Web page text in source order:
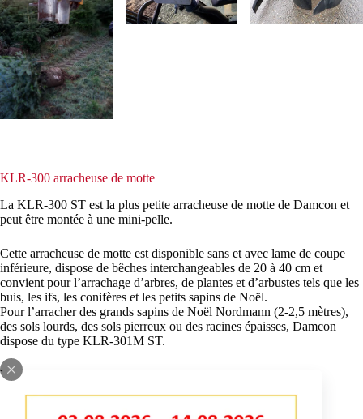
KLR-300 arracheuse de motte
La KLR-300 ST est la plus petite arracheuse de motte de Damcon et
peut être montée à une mini-pelle.
Cette arracheuse de motte est disponible sans et avec lame de coupe
inférieure, dispose de bêches interchangeables de 20 à 40 cm et
convient pour l’arrachage d’arbres, de plantes et d’arbustes tels que les
buis, les ifs, les conifères et les petits sapins de Noël.
Pour l’arracher des grands sapins de Noël Nordmann (2-2,5 mètres),
des sols lourds, des sols pierreux ou des racines épaisses, Damcon
dispose du type KLR-301M ST.
Vidéo « KLR-300 ST en action » (1):